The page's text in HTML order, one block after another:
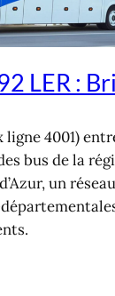
LER :
ligne 4001)
bus de la
un